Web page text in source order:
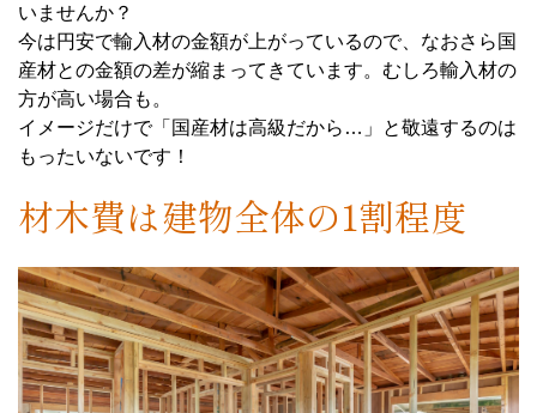
いませんか？
今は円安で輸入材の金額が上がっているので、なおさら国
産材との金額の差が縮まってきています。むしろ輸入材の
方が高い場合も。
イメージだけで「国産材は高級だから…」と敬遠するのは
もったいないです！
材木費は建物全体の1割程度